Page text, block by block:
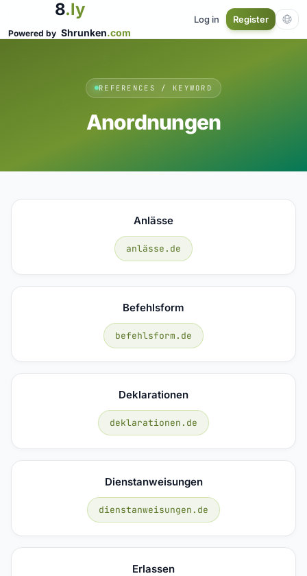
8.ly
Powered by Shrunken.com
Log in Register
REFERENCES / KEYWORD
Anordnungen
Anlässe
anlässe.de
Befehlsform
befehlsform.de
Deklarationen
deklarationen.de
Dienstanweisungen
dienstanweisungen.de
Erlassen